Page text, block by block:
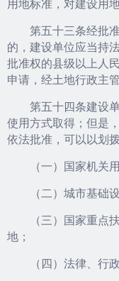
用地标准，对建设用
第五十三条经批准
的，建设单位应当持
批准权的县级以上人
申请，经土地行政主
第五十四条建设单
使用方式取得；但是
依法批准，可以以划
（一）国家机关用
（二）城市基础设
（三）国家重点扶
地；
（四）法律、行政